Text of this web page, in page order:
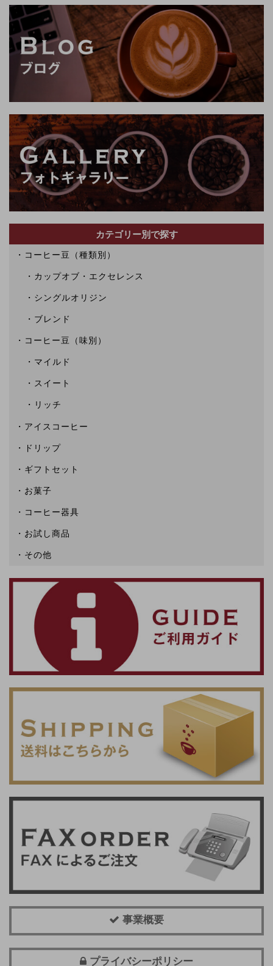
カテゴリー別で探す
コーヒー豆（種類別）
カップオブ・エクセレンス
シングルオリジン
ブレンド
コーヒー豆（味別）
マイルド
スイート
リッチ
アイスコーヒー
ドリップ
ギフトセット
お菓子
コーヒー器具
お試し商品
その他
事業概要
プライバシーポリシー